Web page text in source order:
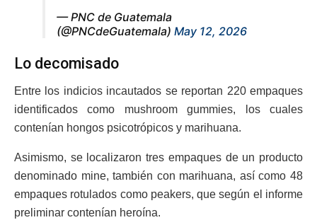
— PNC de Guatemala
(@PNCdeGuatemala) May 12, 2026
Lo decomisado
Entre los indicios incautados se reportan 220 empaques
identificados como mushroom gummies, los cuales
contenían hongos psicotrópicos y marihuana.
Asimismo, se localizaron tres empaques de un producto
denominado mine, también con marihuana, así como 48
empaques rotulados como peakers, que según el informe
preliminar contenían heroína.